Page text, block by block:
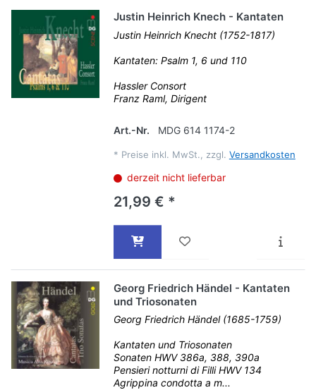
Justin Heinrich Knech - Kantaten
Justin Heinrich Knecht (1752-1817)
Kantaten: Psalm 1, 6 und 110
Hassler Consort
Franz Raml, Dirigent
Art.-Nr. MDG 614 1174-2
* Preise inkl. MwSt., zzgl. Versandkosten
derzeit nicht lieferbar
21,99 € *
Georg Friedrich Händel - Kantaten
und Triosonaten
Georg Friedrich Händel (1685-1759)
Kantaten und Triosonaten
Sonaten HWV 386a, 388, 390a
Pensieri notturni di Filli HWV 134
Agrippina condotta a m...